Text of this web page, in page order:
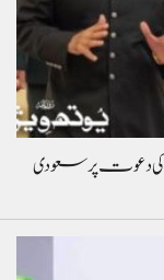
دعوت پر سعودی